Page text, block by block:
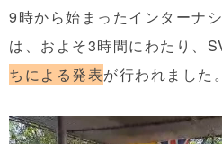
9時から始まったインターナ
は、およそ3時間にわたり、
ちによる発表が行われました。